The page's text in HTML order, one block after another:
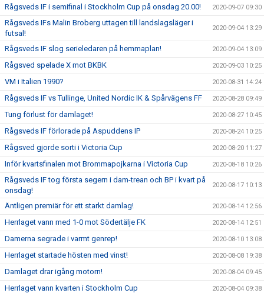
Rågsveds IF i semifinal i Stockholm Cup på onsdag 20.00! 2020-09-07 09:30
Rågsveds IFs Malin Broberg uttagen till landslagsläger i
futsal!
2020-09-04 13:29
Rågsveds IF slog serieledaren på hemmaplan! 2020-09-04 13:09
Rågsved spelade X mot BKBK 2020-09-03 10:25
VM i Italien 1990? 2020-08-31 14:24
Rågsveds IF vs Tullinge, United Nordic IK & Spårvägens FF 2020-08-28 09:49
Tung förlust för damlaget! 2020-08-27 10:45
Rågsveds IF förlorade på Aspuddens IP 2020-08-24 10:25
Rågsved gjorde sorti i Victoria Cup 2020-08-20 11:27
Inför kvartsfinalen mot Brommapojkarna i Victoria Cup 2020-08-18 10:26
Rågsveds IF tog första segern i dam-trean och BP i kvart på
onsdag!
2020-08-17 10:13
Äntligen premiär för ett starkt damlag! 2020-08-14 12:56
Herrlaget vann med 1-0 mot Södertälje FK 2020-08-14 12:51
Damerna segrade i varmt genrep! 2020-08-10 13:08
Herrlaget startade hösten med vinst! 2020-08-08 19:38
Damlaget drar igång motorn! 2020-08-04 09:45
Herrlaget vann kvarten i Stockholm Cup 2020-08-04 09:38